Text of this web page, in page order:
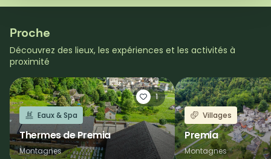
Proche
Découvrez des lieux, les expériences et les activités à
proximité
1
Eaux & Spa
Thermes de Premia
Montagnes
Villages
Premia
Montagnes